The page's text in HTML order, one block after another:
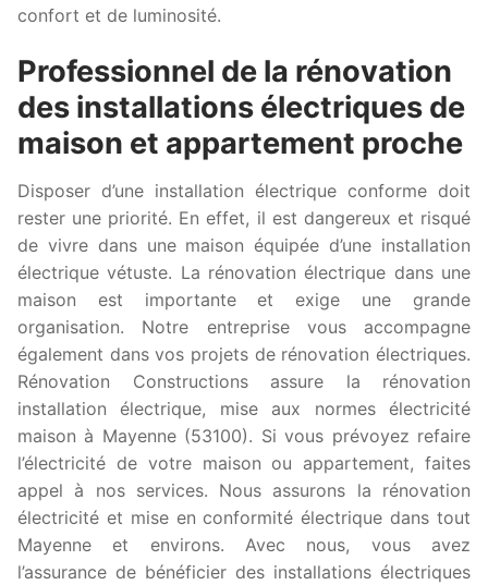
confort et de luminosité.
Professionnel de la rénovation
des installations électriques de
maison et appartement proche
Disposer d’une installation électrique conforme doit
rester une priorité. En effet, il est dangereux et risqué
de vivre dans une maison équipée d’une installation
électrique vétuste. La rénovation électrique dans une
maison est importante et exige une grande
organisation. Notre entreprise vous accompagne
également dans vos projets de rénovation électriques.
Rénovation Constructions assure la rénovation
installation électrique, mise aux normes électricité
maison à Mayenne (53100). Si vous prévoyez refaire
l’électricité de votre maison ou appartement, faites
appel à nos services. Nous assurons la rénovation
électricité et mise en conformité électrique dans tout
Mayenne et environs. Avec nous, vous avez
l’assurance de bénéficier des installations électriques